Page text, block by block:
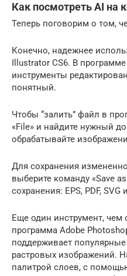
Как посмотреть AI на
Теперь поговорим о том,
Конечно, надежнее
Illustrator CS6. В
инструменты
понятный.
Чтобы “залить” файл в
«File» и найдите нужный
обрабатывайте
Для сохранения
выберите команду «Save
сохранения: EPS, PDF, SVG
Еще один инструмент, чем
программа Adobe
поддерживает
растровых изображений.
палитрой слоев, с